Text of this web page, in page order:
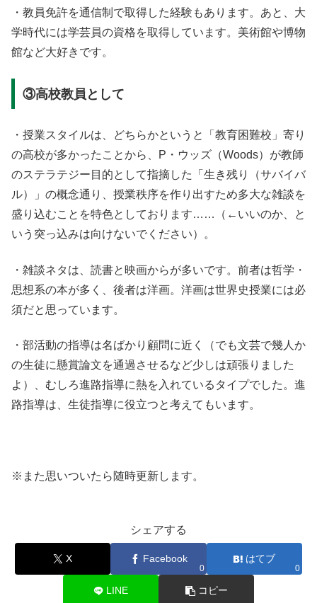
・教員免許を通信制で取得した経験もあります。あと、大
学時代には学芸員の資格を取得しています。美術館や博物
館など大好きです。
③高校教員として
・授業スタイルは、どちらかというと「教育困難校」寄り
の高校が多かったことから、P・ウッズ（Woods）が教師
のステラテジー目的として指摘した「生き残り（サバイバ
ル）」の概念通り、授業秩序を作り出すため多大な雑談を
盛り込むことを特色としております……（←いいのか、と
いう突っ込みは向けないでください）。
・雑談ネタは、読書と映画からが多いです。前者は哲学・
思想系の本が多く、後者は洋画。洋画は世界史授業には必
須だと思っています。
・部活動の指導は名ばかり顧問に近く（でも文芸で幾人か
の生徒に懸賞論文を通過させるなど少しは頑張りました
よ）、むしろ進路指導に熱を入れているタイプでした。進
路指導は、生徒指導に役立つと考えてもいます。
※また思いついたら随時更新します。
シェアする
X Facebook
0
はてブ
0
LINE コピー